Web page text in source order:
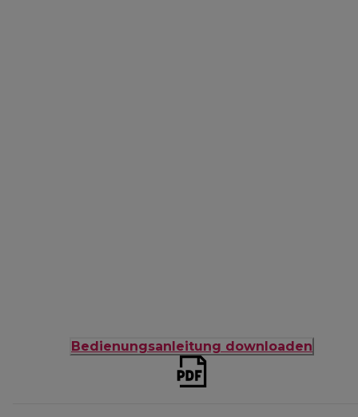
Bedienungsanleitung downloaden